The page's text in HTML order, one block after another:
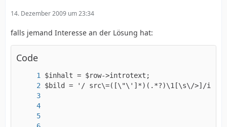
14. Dezember 2009 um 23:34
falls jemand Interesse an der Lösung hat:
Code